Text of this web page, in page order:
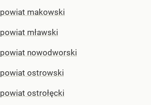
powiat makowski
powiat mławski
powiat nowodworski
powiat ostrowski
powiat ostrołęcki